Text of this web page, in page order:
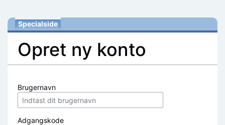
Specialside
Opret ny konto
Brugernavn
Adgangskode